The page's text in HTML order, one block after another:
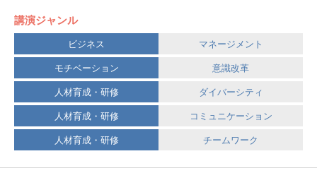
講演ジャンル
ビジネス
マネージメント
モチベーション
意識改革
人材育成・研修
ダイバーシティ
人材育成・研修
コミュニケーション
人材育成・研修
チームワーク